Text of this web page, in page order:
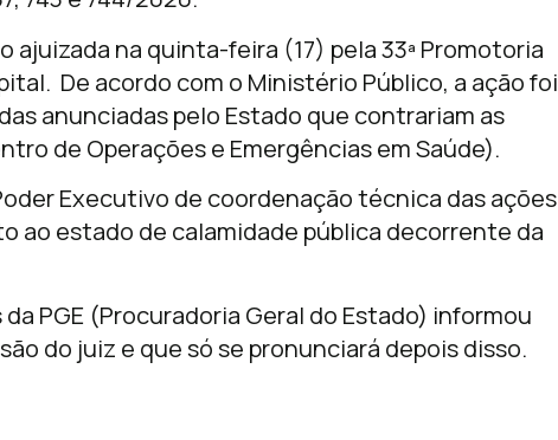
ajuizada na quinta-feira (17) pela 33ª Promotoria
De acordo com o Ministério Público, a ação foi
anunciadas pelo Estado que contrariam as
de Operações e Emergências em Saúde).
Executivo de coordenação técnica das ações
ao estado de calamidade pública decorrente da
PGE (Procuradoria Geral do Estado) informou
do juiz e que só se pronunciará depois disso.